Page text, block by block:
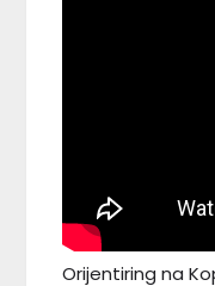
Orijentiring na